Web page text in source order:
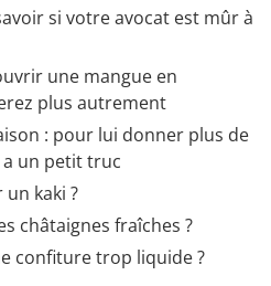
si votre avocat est mûr à
une mangue en
plus autrement
: pour lui donner plus de
un petit truc
kaki ?
châtaignes fraîches ?
confiture trop liquide ?